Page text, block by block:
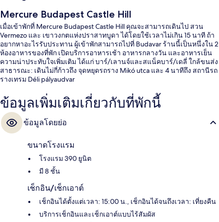
Mercure Budapest Castle Hill
เมื่อเข้าพักที่ Mercure Budapest Castle Hill คุณจะสามารถเดินไป สวน
Vermezo และ เขาวงกตแห่งปราสาทบูดา ได้โดยใช้เวลาไม่เกิน 15 นาที ถ้า
อยากหาอะไรรับประทาน ผู้เข้าพักสามารถไปที่ Budavar ร้านนี้เป็นหนึ่งใน 2
ห้องอาหารของที่พัก เปิดบริการอาหารเช้า อาหารกลางวัน และอาหารเย็น
ความน่าประทับใจเพิ่มเติม ได้แก่ บาร์/เลานจ์และสแน็คบาร์/เดลี่ ใกล้ขนส่ง
สาธารณะ: เดินไม่กี่ก้าวถึง จุดหยุดรถราง Mikó utca และ 4 นาทีถึง สถานีรถ
รางเทรม Déli pályaudvar
ข้อมูลเพิ่มเติมเกี่ยวกับที่พักนี้
ข้อมูลโดยย่อ
ขนาดโรงแรม
โรงแรม 390 ยูนิต
มี 8 ชั้น
เช็กอิน/เช็กเอาต์
เช็กอินได้ตั้งแต่เวลา: 15:00 น., เช็กอินได้จนถึงเวลา: เที่ยงคืน
บริการเช็กอินและเช็กเอาต์แบบไร้สัมผัส